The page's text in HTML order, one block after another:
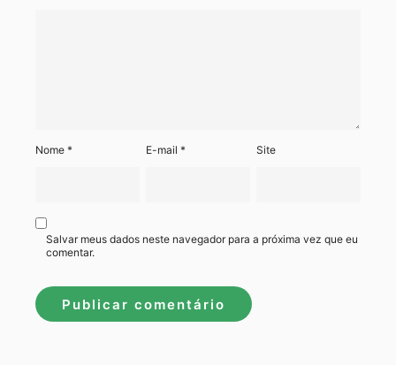
Nome * E-mail* Site
Salvar meus dados neste navegador para a próxima vez que eu
comentar.